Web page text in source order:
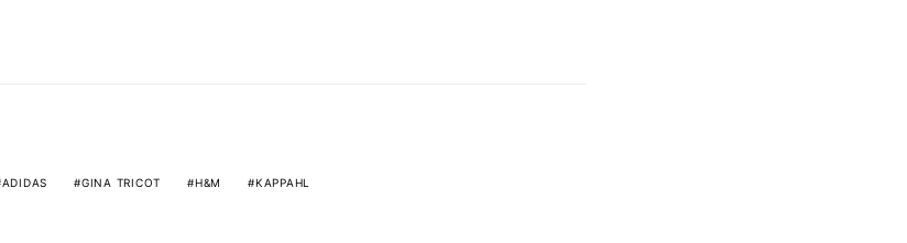
ADIDAS GINA TRICOT H&M KAPPAHL